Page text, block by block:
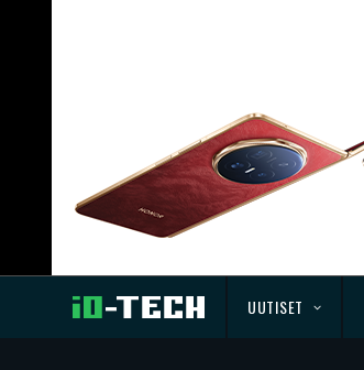
UUTISET